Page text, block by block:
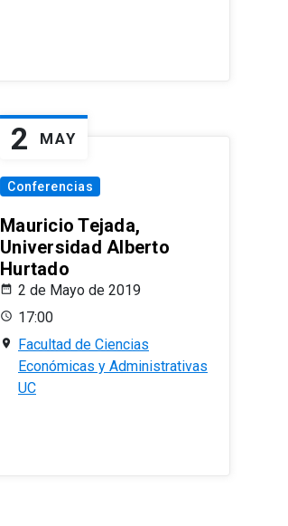
2 MAY
Conferencias
Mauricio Tejada,
Universidad Alberto
Hurtado
2 de Mayo de 2019
17:00
Facultad de Ciencias
Económicas y Administrativas
UC